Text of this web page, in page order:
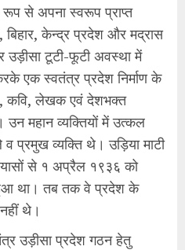
से अपना स्वरूप प्राप्त
केन्द्र प्रदेश और मद्रास
उड़ीसा टूटी-फूटी अवस्था में
एक स्वतंत्र प्रदेश निर्माण के
कवि, लेखक एवं देशभक्त
उन महान व्यक्तियों में उत्कल
प्रमुख व्यक्ति थे। उड़िया माटी
से १ अप्रैल १९३६ को
था। तब तक वे प्रदेश के
थे।
उड़ीसा प्रदेश गठन हेतु